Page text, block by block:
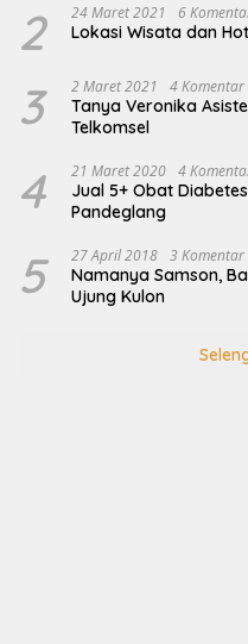
2 24 Maret 2021 6
Lokasi Wisata dan
3 2 Maret 2021 4 Komentar
Tanya Veronika
Telkomsel
4 21 Maret 2020 4
Jual 5+ Obat
Pandeglang
5 27 April 2018 3 Komentar
Namanya Samson,
Ujung Kulon